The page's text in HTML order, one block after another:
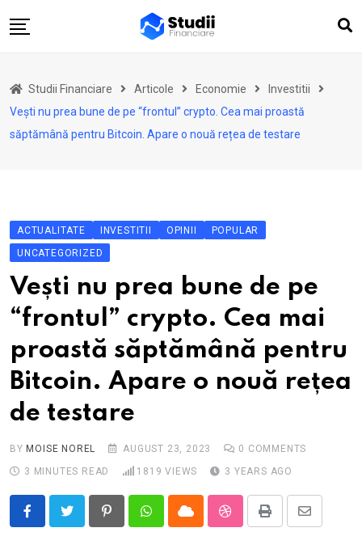
to
Actualitate
Investiții
Multimedia
Autori
Analize ASF
Studii Financiare Articole Economie
Investitii
Vești nu prea bune de pe “frontul” crypto. Cea mai proastă
săptămână pentru Bitcoin. Apare o nouă rețea de testare
ACTUALITATE INVESTITII OPINII
POPULAR
UNCATEGORIZED
Vești nu prea bune de pe
“frontul” crypto. Cea mai
proastă săptămână pentru
Bitcoin. Apare o nouă rețea
de testare
BY MOISE NOREL AUGUST 23, 2023 0 COMMENTS
3 MINUTES READ
1819 VIEWS 3 YEARS AGO
PinterestWhatsappCloud StumbleUpon
Print
Share